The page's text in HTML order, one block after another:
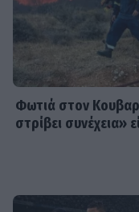
Ελένη Ράντου:
χαίρε στον Νίκο
-«Ευγνώμων που σε
φωτογραφία με
Φωτιά στον
στρίβει συνέχεια»